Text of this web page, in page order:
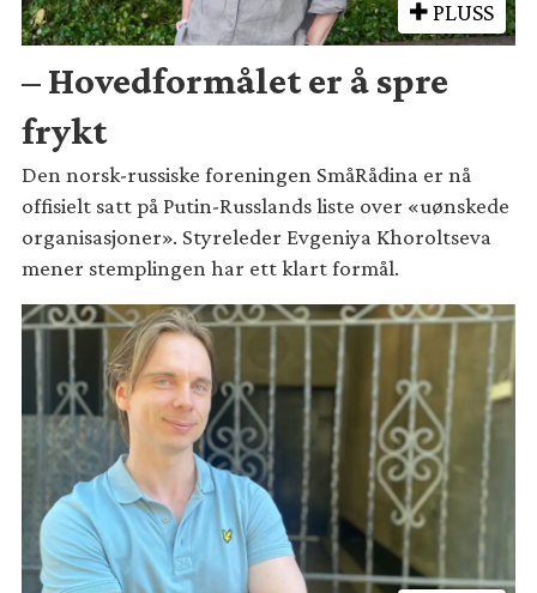
PLUSS
– Hovedformålet er å spre
frykt
Den norsk-russiske foreningen SmåRådina er nå
offisielt satt på Putin-Russlands liste over «uønskede
organisasjoner». Styreleder Evgeniya Khoroltseva
mener stemplingen har ett klart formål.